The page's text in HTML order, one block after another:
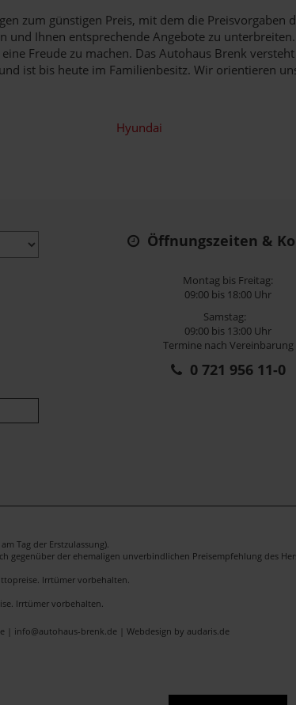
zum günstigen Preis, mit dem die
und Ihnen entsprechende Angebote zu
Freude zu machen. Das Autohaus Brenk
ist bis heute im Familienbesitz. Wir orientieren
Hyundai
Öffnungszeiten &
Montag bis Freitag:
09:00 bis 18:00 Uhr
Samstag:
09:00 bis 13:00 Uhr
Termine nach Vereinbarung
0 721 956 11-0
Tag der Erstzulassung).
gegenüber der ehemaligen unverbindlichen Preisempfehlung des
Irrtümer vorbehalten.
Irrtümer vorbehalten.
| info@autohaus-brenk.de | Webdesign by audaris.de